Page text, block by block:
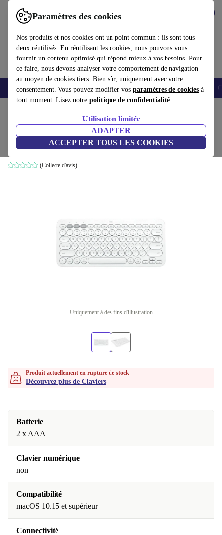
Paramètres des cookies
Nos produits et nos cookies ont un point commun : ils sont tous
deux réutilisés. En réutilisant les cookies, nous pouvons vous
fournir un contenu optimisé qui répond mieux à vos besoins. Pour
ce faire, nous devons analyser votre comportement de navigation
au moyen de cookies tiers. Bien sûr, uniquement avec votre
consentement. Vous pouvez modifier vos paramètres de cookies à
tout moment. Lisez notre politique de confidentialité.
Utilisation limitée
ADAPTER
ACCEPTER TOUS LES COOKIES
Utilisez refurbed rapidement et facilement
Smartphones Laptops Tablettes Montres connectées Accessoires
Logitech K380 Mac
Blanc | US
(Collecte d'avis)
Uniquement à des fins d'illustration
Produit actuellement en rupture de stock
Découvrez plus de Claviers
Batterie
2 x AAA
Clavier numérique
non
Compatibilité
macOS 10.15 et supérieur
Connectivité